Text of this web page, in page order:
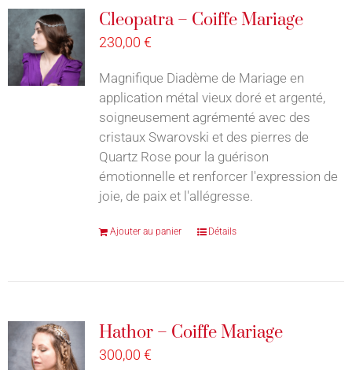
Cleopatra – Coiffe Mariage
230,00 €
Magnifique Diadème de Mariage en
application métal vieux doré et argenté,
soigneusement agrémenté avec des
cristaux Swarovski et des pierres de
Quartz Rose pour la guérison
émotionnelle et renforcer l'expression de
joie, de paix et l'allégresse.
Ajouter au panier Détails
Hathor – Coiffe Mariage
300,00 €